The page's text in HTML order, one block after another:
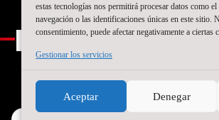
estas tecnologías nos permitirá procesar datos como
navegación o las identificaciones únicas en este sitio.
consentimiento, puede afectar negativamente a ciertas
Gestionar los servicios
Aceptar Denegar
PATROCINADOR